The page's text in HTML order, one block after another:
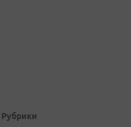
Рубрики